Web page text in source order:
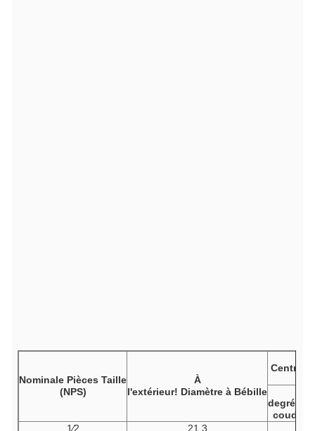
Nominale Pièces Taille
(NPS)
À
l'extérieur! Diamètre à Bébille
Centre à
degrés
coudes,
1⁄2
21.3